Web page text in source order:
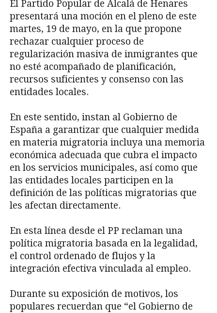
El Partido Popular de Alcalá de Henares
presentará una moción en el pleno de este
martes, 19 de mayo, en la que propone
rechazar cualquier proceso de
regularización masiva de inmigrantes que
no esté acompañado de planificación,
recursos suficientes y consenso con las
entidades locales.
En este sentido, instan al Gobierno de
España a garantizar que cualquier medida
en materia migratoria incluya una memoria
económica adecuada que cubra el impacto
en los servicios municipales, así como que
las entidades locales participen en la
definición de las políticas migratorias que
les afectan directamente.
En esta línea desde el PP reclaman una
política migratoria basada en la legalidad,
el control ordenado de flujos y la
integración efectiva vinculada al empleo.
Durante su exposición de motivos, los
populares recuerdan que “el Gobierno de